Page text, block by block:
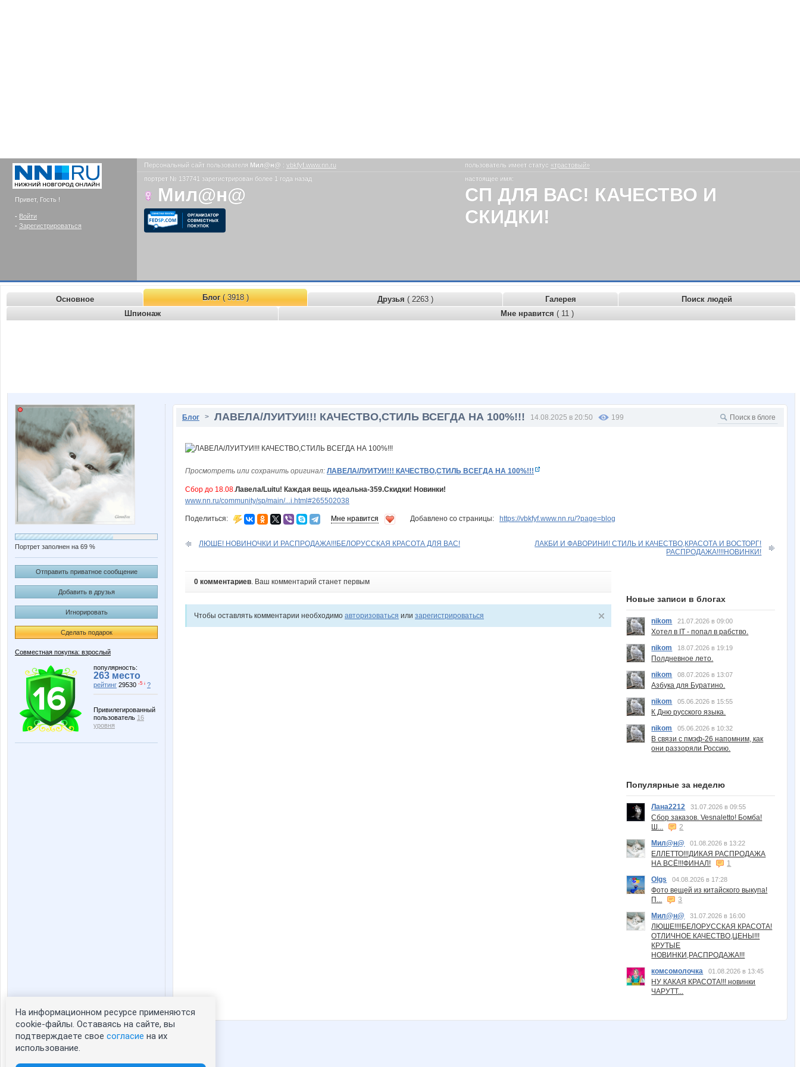
Привет, Гость !
- Войти
- Зарегистрироваться
Персональный сайт пользователя Мил@н@ : vbkfyf.www.nn.ru пользователь имеет статус «трастовый»
портрет № 137741 зарегистрирован более 1 года назад
Мил@н@
настоящее имя:
СП ДЛЯ ВАС! КАЧЕСТВО И
СКИДКИ!
Основное Блог( 3918 ) Друзья ( 2263 ) Галерея
Поиск людей
Шпионаж
Мне нравится ( 11 )
Портрет заполнен на 69 %
Отправить приватное сообщение
Добавить в друзья
Игнорировать
Сделать подарок
Совместная покупка: взрослый
популярность:
263 место
рейтинг 29530 -5 ↓ ?
Привилегированный
пользователь 16
уровня
Статистика портрета:
сейчас просматривают портрет -1
зарегистрированные пользователи
Блог > ЛАВЕЛА/ЛУИТУИ!!! КАЧЕСТВО,СТИЛЬ ВСЕГДА НА 100%!!! 14.08.2025 в 20:50 199
Просмотреть или сохранить оригинал: ЛАВЕЛА/ЛУИТУИ!!! КАЧЕСТВО,СТИЛЬ ВСЕГДА НА 100%!!!
Сбор до 18.08.Лавела/Luitu! Каждая вещь идеальна-359.Скидки! Новинки!
www.nn.ru/community/sp/main/...i.html#265502038
Поделиться: Мне нравится Добавлено со страницы: https://vbkfyf.www.nn.ru/?page=blog
ЛЮШЕ! НОВИНОЧКИ И РАСПРОДАЖА!!!БЕЛОРУССКАЯ КРАСОТА ДЛЯ ВАС!
ЛАКБИ И ФАВОРИНИ! СТИЛЬ И КАЧЕСТВО,КРАСОТА И ВОСТОРГ!
РАСПРОДАЖА!!!!НОВИНКИ!
0 комментариев. Ваш комментарий станет первым
Чтобы оставлять комментарии необходимо авторизоваться или зарегистрироваться
Новые записи в блогах
nikom 21.07.2026 в 09:00
Хотел в IT - попал в рабство.
nikom
18.07.2026 в 19:19
Полдневное лето.
nikom
08.07.2026 в 13:07
Азбука для Буратино.
nikom
05.06.2026 в 15:55
К Дню русского языка.
nikom
05.06.2026 в 10:32
В связи с пмэф-26 напомним, как
они раззоряли Россию.
Популярные за неделю
Лана2212 31.07.2026 в 09:55
Сбор заказов. Vesnaletto! Бомба!
Ш...
2
Мил@н@
01.08.2026 в 13:22
ЕЛЛЕТТО!!!ДИКАЯ РАСПРОДАЖА
НА ВСЁ!!!ФИНАЛ!
1
Olgs
04.08.2026 в 17:28
Фото вещей из китайского выкупа!
П...
3
Мил@н@
31.07.2026 в 16:00
ЛЮШЕ!!!!БЕЛОРУССКАЯ КРАСОТА!
ОТЛИЧНОЕ КАЧЕСТВО,ЦЕНЫ!!!
КРУТЫЕ
НОВИНКИ,РАСПРОДАЖА!!!
комсомолочка
01.08.2026 в 13:45
НУ КАКАЯ КРАСОТА!!! новинки
ЧАРУТТ...
На информационном ресурсе применяются
cookie-файлы. Оставаясь на сайте, вы
подтверждаете свое согласие на их
использование.